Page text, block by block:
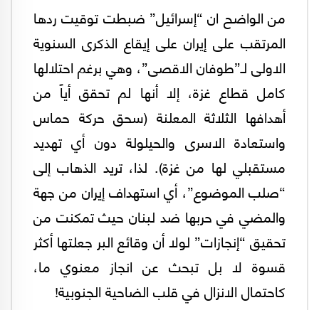
من الواضح ان “إسرائيل” ضبطت توقيت ردها
المرتقب على إيران على إيقاع الذكرى السنوية
الاولى لـ”طوفان الاقصى”، وهي برغم احتلالها
كامل قطاع غزة، إلا أنها لم تحقق أياً من
أهدافها الثلاثة المعلنة (سحق حركة حماس
واستعادة الاسرى والحيلولة دون أي تهديد
مستقبلي لها من غزة). لذا، تريد الذهاب إلى
“صلب الموضوع”، أي استهداف إيران من جهة
والمضي في حربها ضد لبنان حيث تمكنت من
تحقيق “إنجازات” لولا أن وقائع البر جعلتها أكثر
قسوة لا بل تبحث عن انجاز معنوي ما،
كاحتمال الانزال في قلب الضاحية الجنوبية!